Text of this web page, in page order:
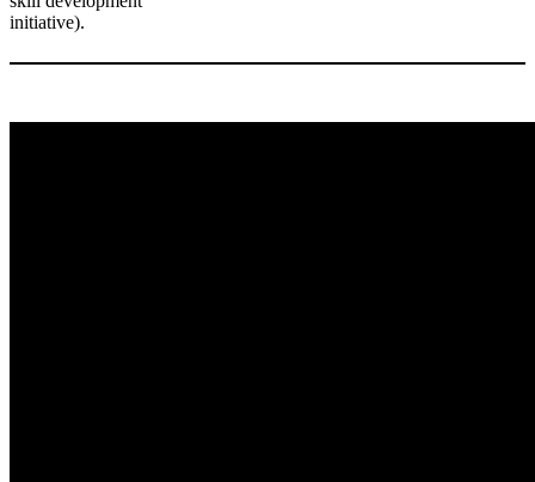
initiative).